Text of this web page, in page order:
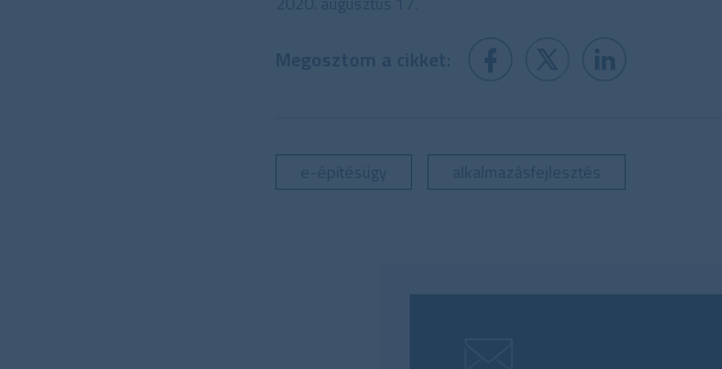
Megosztom a cikket:
e-építésügy alkalmazásfejlesztés